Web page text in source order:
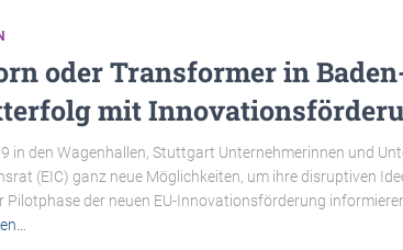
oder Transformer in
mit
in den Wagenhallen, Stuttgart Unternehmerinnen und
(EIC) ganz neue Möglichkeiten, um ihre disruptiven
Pilotphase der neuen EU-Innovationsförderung